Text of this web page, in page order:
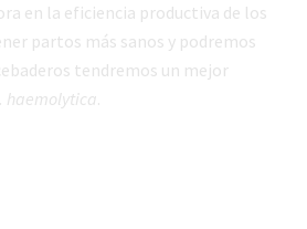
en la eficiencia productiva de los
partos más sanos y podremos
tendremos un mejor
haemolytica.